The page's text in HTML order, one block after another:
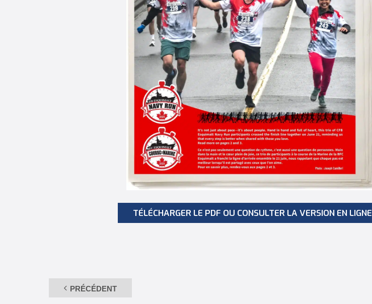
TÉLÉCHARGER LE PDF OU CONSULTER LA VERSION EN LIGNE
PRÉCÉDENT